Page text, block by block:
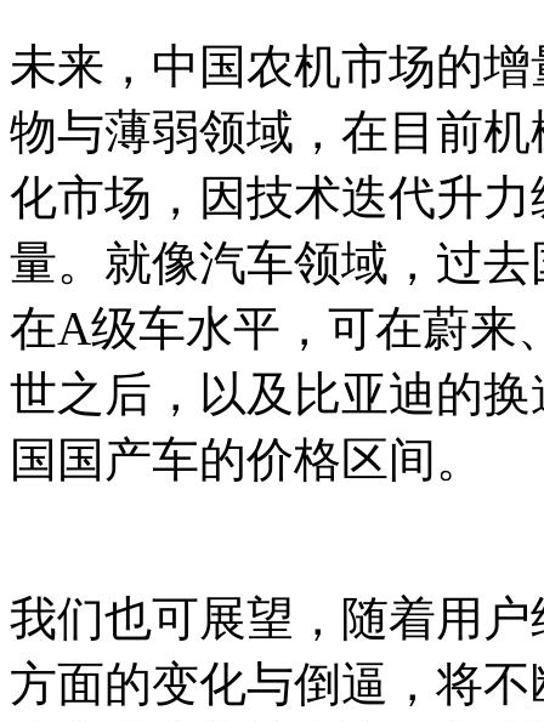
未来，中国农机市场的
物与薄弱领域，在目前
化市场，因技术迭代升
量。就像汽车领域，过
在A级车水平，可在蔚来
世之后，以及比亚迪的
国国产车的价格区间。
我们也可展望，随着用
方面的变化与倒逼，将